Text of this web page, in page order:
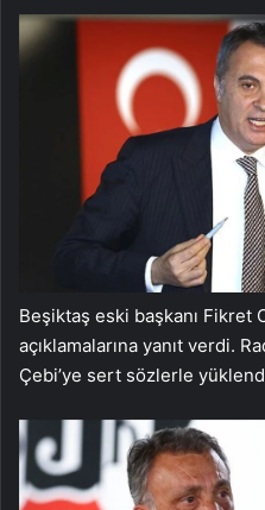
Beşiktaş eski başkanı Fikret
açıklamalarına yanıt verdi.
Çebi’ye sert sözlerle